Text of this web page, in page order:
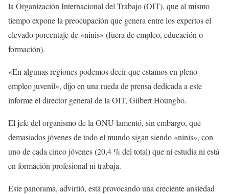
la Organización Internacional del Trabajo (OIT), que al mismo
tiempo expone la preocupación que genera entre los expertos el
elevado porcentaje de «ninis» (fuera de empleo, educación o
formación).
«En algunas regiones podemos decir que estamos en pleno
empleo juvenil», dijo en una rueda de prensa dedicada a este
informe el director general de la OIT, Gilbert Houngbo.
El jefe del organismo de la ONU lamentó, sin embargo, que
demasiados jóvenes de todo el mundo sigan siendo «ninis», con
uno de cada cinco jóvenes (20,4 % del total) que ni estudia ni está
en formación profesional ni trabaja.
Este panorama, advirtió, está provocando una creciente ansiedad